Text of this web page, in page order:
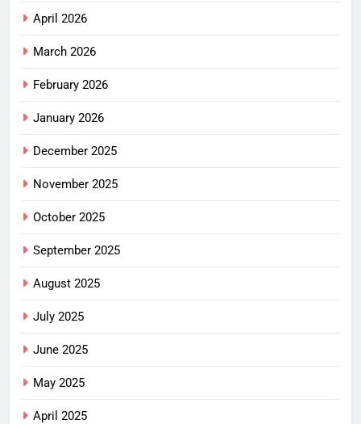
April 2026
March 2026
February 2026
January 2026
December 2025
November 2025
October 2025
September 2025
August 2025
July 2025
June 2025
May 2025
April 2025